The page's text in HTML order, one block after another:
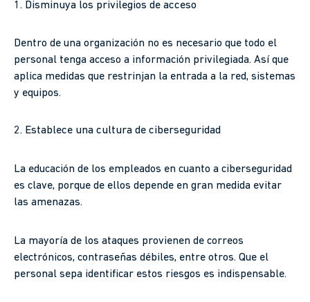
1. Disminuya los privilegios de acceso
Dentro de una organización no es necesario que todo el
personal tenga acceso a información privilegiada. Así que
aplica medidas que restrinjan la entrada a la red, sistemas
y equipos.
2. Establece una cultura de ciberseguridad
La educación de los empleados en cuanto a ciberseguridad
es clave, porque de ellos depende en gran medida evitar
las amenazas.
La mayoría de los ataques provienen de correos
electrónicos, contraseñas débiles, entre otros. Que el
personal sepa identificar estos riesgos es indispensable.